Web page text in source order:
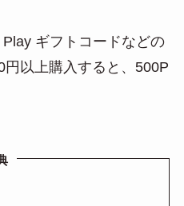
ギフトコードなどの
以上購入すると、500P